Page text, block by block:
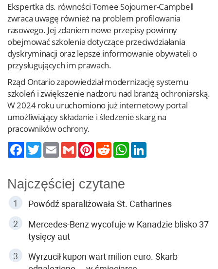
Ekspertka ds. równości Tomee Sojourner-Campbell
zwraca uwagę również na problem profilowania
rasowego. Jej zdaniem nowe przepisy powinny
obejmować szkolenia dotyczące przeciwdziałania
dyskryminacji oraz lepsze informowanie obywateli o
przysługujących im prawach.
Rząd Ontario zapowiedział modernizację systemu
szkoleń i zwiększenie nadzoru nad branżą ochroniarską.
W 2024 roku uruchomiono już internetowy portal
umożliwiający składanie i śledzenie skarg na
pracowników ochrony.
TwitterEmail Gmail PinterestReddit WhatsApp
Najczęściej czytane
Powódź sparaliżowała St. Catharines
Mercedes-Benz wycofuje w Kanadzie blisko 37
tysięcy aut
Wyrzucił kupon wart milion euro. Skarb